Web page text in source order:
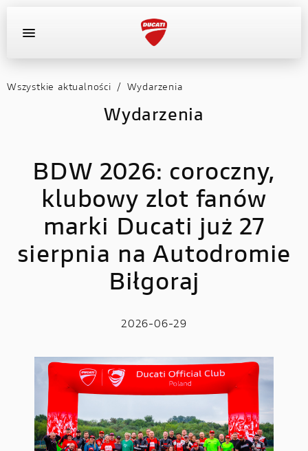
OFERTA DEALERA
MOTOCYKLE
AKTUALNOŚCI
OFERTA DEALERA
KONFIGURATOR
Wszystkie aktualności / Wydarzenia
Wydarzenia
BDW 2026: coroczny,
klubowy zlot fanów
marki Ducati już 27
sierpnia na Autodromie
Biłgoraj
2026-06-29